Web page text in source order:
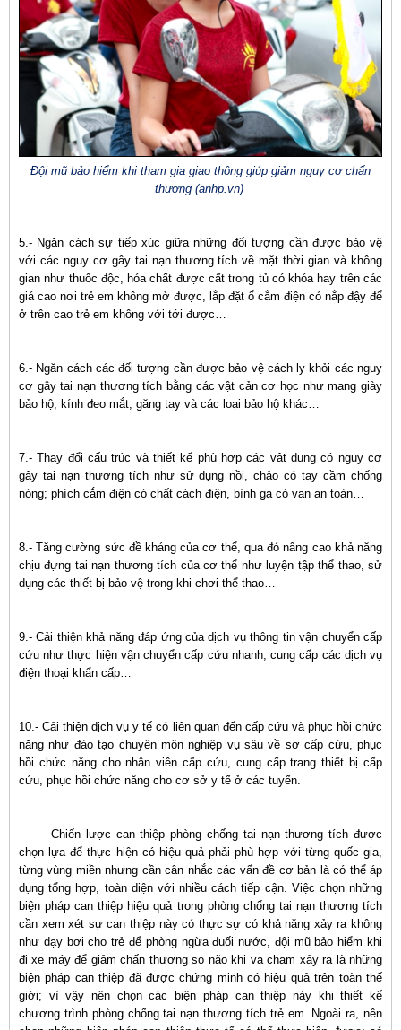
Đội mũ bảo hiểm khi tham gia giao thông giúp giảm nguy cơ chấn
thương (anhp.vn)
5.- Ngăn cách sự tiếp xúc giữa những đối tượng cần được bảo vệ
với các nguy cơ gây tai nạn thương tích về mặt thời gian và không
gian như thuốc độc, hóa chất được cất trong tủ có khóa hay trên các
giá cao nơi trẻ em không mở được, lắp đặt ổ cắm điện có nắp đậy để
ở trên cao trẻ em không với tới được…
6.- Ngăn cách các đối tượng cần được bảo vệ cách ly khỏi các nguy
cơ gây tai nạn thương tích bằng các vật cản cơ học như mang giày
bảo hộ, kính đeo mắt, găng tay và các loại bảo hộ khác…
7.- Thay đổi cấu trúc và thiết kế phù hợp các vật dụng có nguy cơ
gây tai nạn thương tích như sử dụng nồi, chảo có tay cầm chống
nóng; phích cắm điện có chất cách điện, bình ga có van an toàn…
8.- Tăng cường sức đề kháng của cơ thể, qua đó nâng cao khả năng
chịu đựng tai nạn thương tích của cơ thể như luyện tập thể thao, sử
dụng các thiết bị bảo vệ trong khi chơi thể thao…
9.- Cải thiện khả năng đáp ứng của dịch vụ thông tin vận chuyển cấp
cứu như thực hiện vận chuyển cấp cứu nhanh, cung cấp các dịch vụ
điện thoại khẩn cấp…
10.- Cải thiện dịch vụ y tế có liên quan đến cấp cứu và phục hồi chức
năng như đào tạo chuyên môn nghiệp vụ sâu về sơ cấp cứu, phục
hồi chức năng cho nhân viên cấp cứu, cung cấp trang thiết bị cấp
cứu, phục hồi chức năng cho cơ sở y tế ở các tuyến.
Chiến lược can thiệp phòng chống tai nạn thương tích được
chọn lựa để thực hiện có hiệu quả phải phù hợp với từng quốc gia,
từng vùng miền nhưng cần cân nhắc các vấn đề cơ bản là có thể áp
dụng tổng hợp, toàn diện với nhiều cách tiếp cận. Việc chọn những
biện pháp can thiệp hiệu quả trong phòng chống tai nạn thương tích
cần xem xét sự can thiệp này có thực sự có khả năng xảy ra không
như dạy bơi cho trẻ để phòng ngừa đuối nước, đội mũ bảo hiểm khi
đi xe máy để giảm chấn thương sọ não khi va chạm xảy ra là những
biện pháp can thiệp đã được chứng minh có hiệu quả trên toàn thế
giới; vì vậy nên chọn các biện pháp can thiệp này khi thiết kế
chương trình phòng chống tai nạn thương tích trẻ em. Ngoài ra, nên